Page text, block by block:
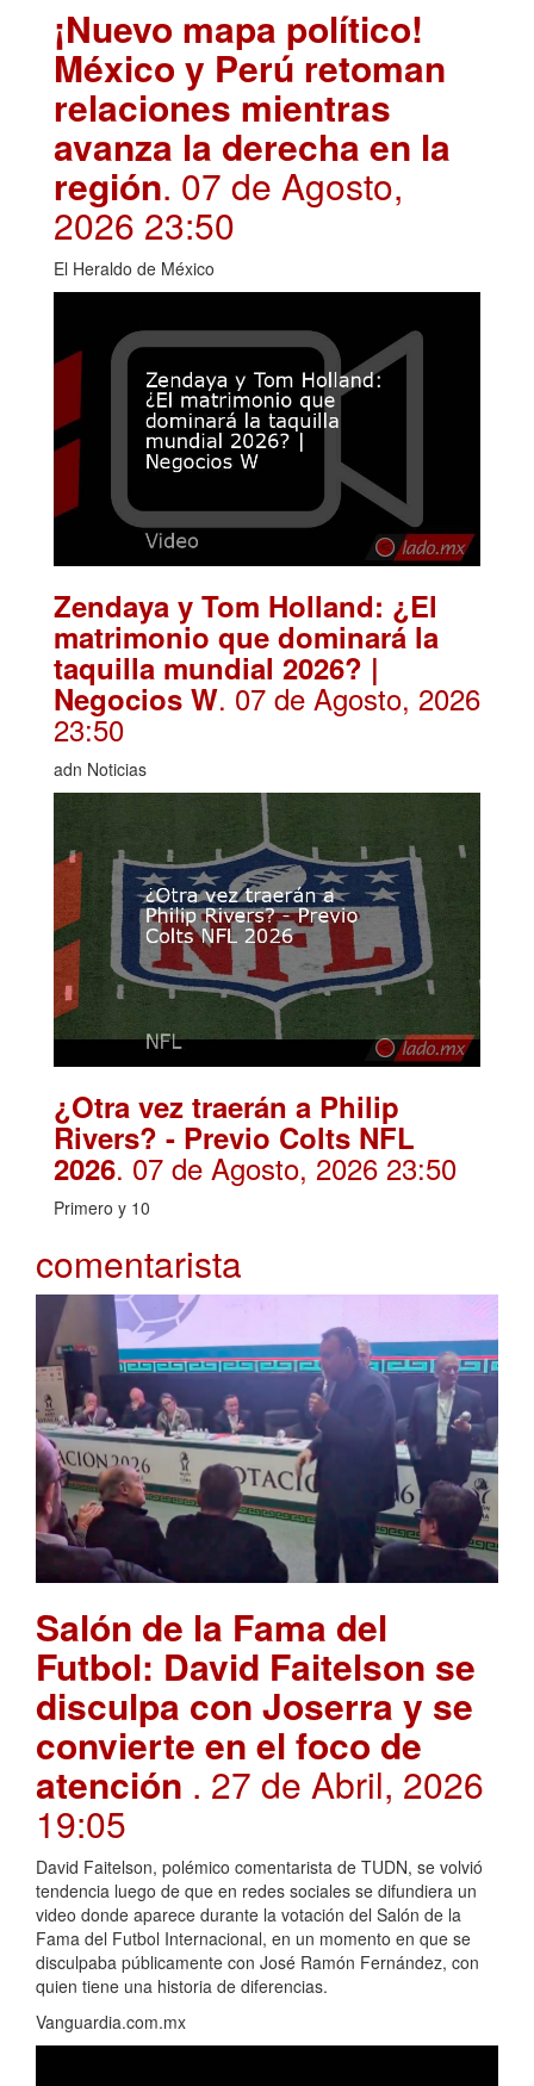
¡Nuevo mapa político!
México y Perú retoman
relaciones mientras
avanza la derecha en la
región. 07 de Agosto,
2026 23:50
El Heraldo de México
Zendaya y Tom Holland: ¿El
matrimonio que dominará la
taquilla mundial 2026? |
Negocios W. 07 de Agosto, 2026
23:50
adn Noticias
¿Otra vez traerán a Philip
Rivers? - Previo Colts NFL
2026. 07 de Agosto, 2026 23:50
Primero y 10
comentarista
Salón de la Fama del
Futbol: David Faitelson se
disculpa con Joserra y se
convierte en el foco de
atención . 27 de Abril, 2026
19:05
David Faitelson, polémico comentarista de TUDN, se volvió
tendencia luego de que en redes sociales se difundiera un
video donde aparece durante la votación del Salón de la
Fama del Futbol Internacional, en un momento en que se
disculpaba públicamente con José Ramón Fernández, con
quien tiene una historia de diferencias.
Vanguardia.com.mx